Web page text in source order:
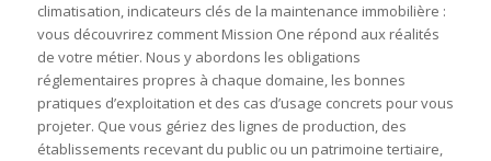
climatisation, indicateurs clés de la maintenance immobilière :
vous découvrirez comment Mission One répond aux réalités
de votre métier. Nous y abordons les obligations
réglementaires propres à chaque domaine, les bonnes
pratiques d’exploitation et des cas d’usage concrets pour vous
projeter. Que vous gériez des lignes de production, des
établissements recevant du public ou un patrimoine tertiaire,